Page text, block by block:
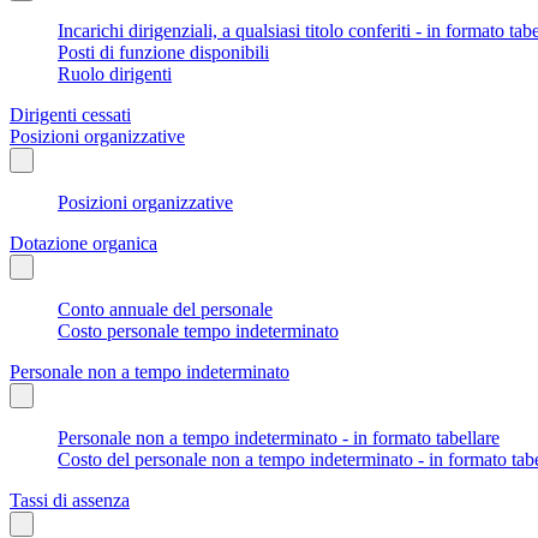
Incarichi dirigenziali, a qualsiasi titolo conferiti - in formato
Posti di funzione disponibili
Ruolo dirigenti
Dirigenti cessati
Posizioni organizzative
Posizioni organizzative
Dotazione organica
Conto annuale del personale
Costo personale tempo indeterminato
Personale non a tempo indeterminato
Personale non a tempo indeterminato - in formato tabellare
Costo del personale non a tempo indeterminato - in formato
Tassi di assenza